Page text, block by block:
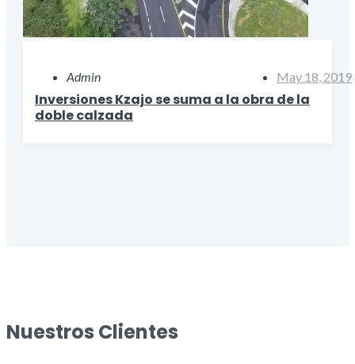
Admin May 18, 2019
Inversiones Kzajo se suma a la obra de la
doble calzada
Nuestros Clientes